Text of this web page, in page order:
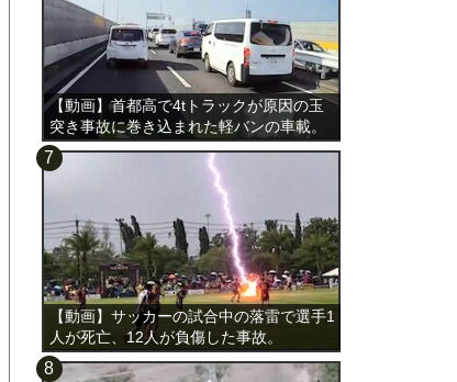
【動画】首都高で4tトラックが原因の玉
突き事故に巻き込まれた軽バンの車載。
【動画】サッカーの試合中の落雷で選手1
人が死亡、12人が負傷した事故。